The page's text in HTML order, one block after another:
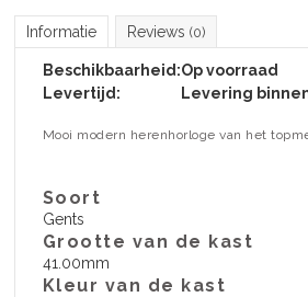
Informatie Reviews (0)
Beschikbaarheid:Op voorraad
Levertijd:
Levering
Mooi modern herenhorloge van het
Soort
Gents
Grootte van de kast
41.00mm
Kleur van de kast